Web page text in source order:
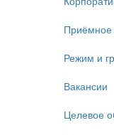
Приёмное
Режим и
Вакансии
Целевое